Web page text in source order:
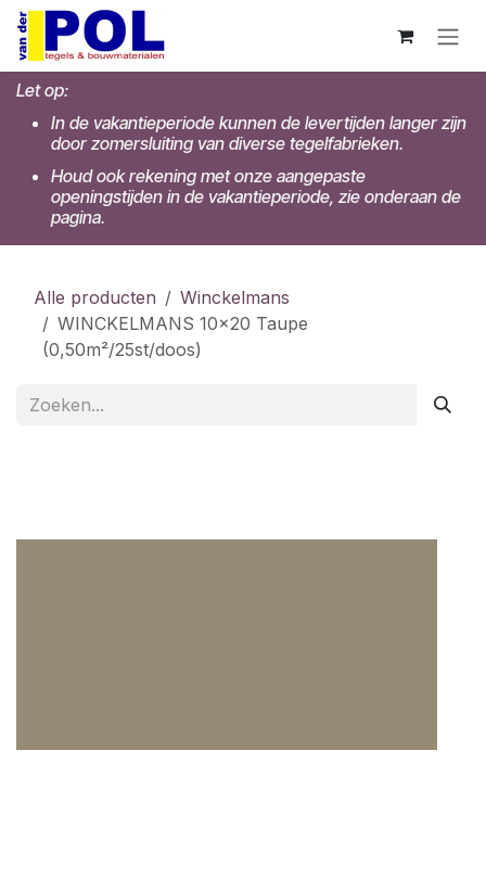
Overslaan naar inhoud
Let op:
In de vakantieperiode kunnen de levertijden langer zijn
door zomersluiting van diverse tegelfabrieken.
Houd ook rekening met onze aangepaste
openingstijden in de vakantieperiode, zie onderaan de
pagina.
Alle producten
Winckelmans
WINCKELMANS 10x20 Taupe
(0,50m²/25st/doos)